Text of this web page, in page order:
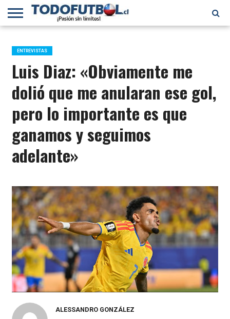
PRIMERA
B
SELECCIÓN
CHILENA
CHILENOS
EN EL
MUNDO
FÚTBOL
INTERNACIONAL
ENTREVISTAS
Luis Diaz: «Obviamente me
dolió que me anularan ese gol,
pero lo importante es que
ganamos y seguimos
adelante»
ALESSANDRO GONZÁLEZ